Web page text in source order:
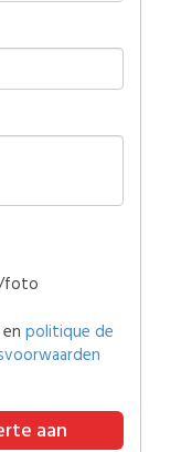
foto
politique de
aan